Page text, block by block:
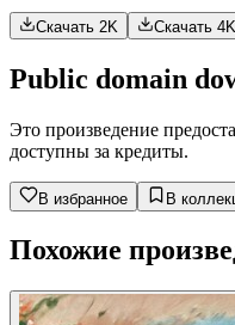
Скачать 2K Скачать 4K
Public domain
Это произведение
доступны за кредиты.
В избранное В
Похожие